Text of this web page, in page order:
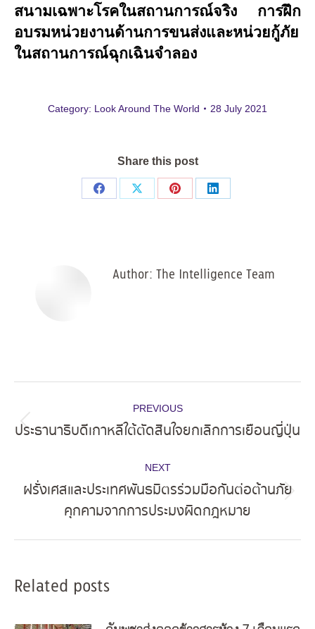
สนามเฉพาะโรคในสถานการณ์จริง การฝึก
อบรมหน่วยงานด้านการขนส่งและหน่วยกู้ภัย
ในสถานการณ์ฉุกเฉินจำลอง
Category: Look Around The World 28 July 2021
Share this post
Share
Share
Share
Share
Author: The Intelligence Team
navigation
PREVIOUS
Previous
ประธานาธิบดีเกาหลีใต้ตัดสินใจยกเลิกการเยือนญี่ปุ่น
NEXT
post:
ฝรั่งเศสและประเทศพันธมิตรร่วมมือกันต่อต้านภัย
คุกคามจากการประมงผิดกฎหมาย
Related posts